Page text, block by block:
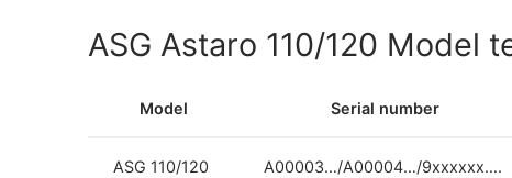
ASG Astaro 110/120 Model
Model Serial number
ASG 110/120 A00003…/A00004…/9xxxxxx….